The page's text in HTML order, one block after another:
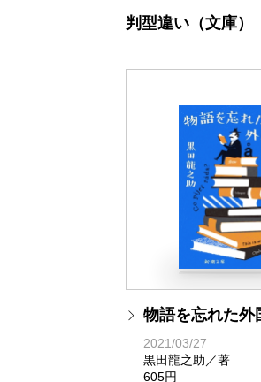
判型違い（文庫）
物語を忘れた外
2021/03/27
黒田龍之助／著
605円